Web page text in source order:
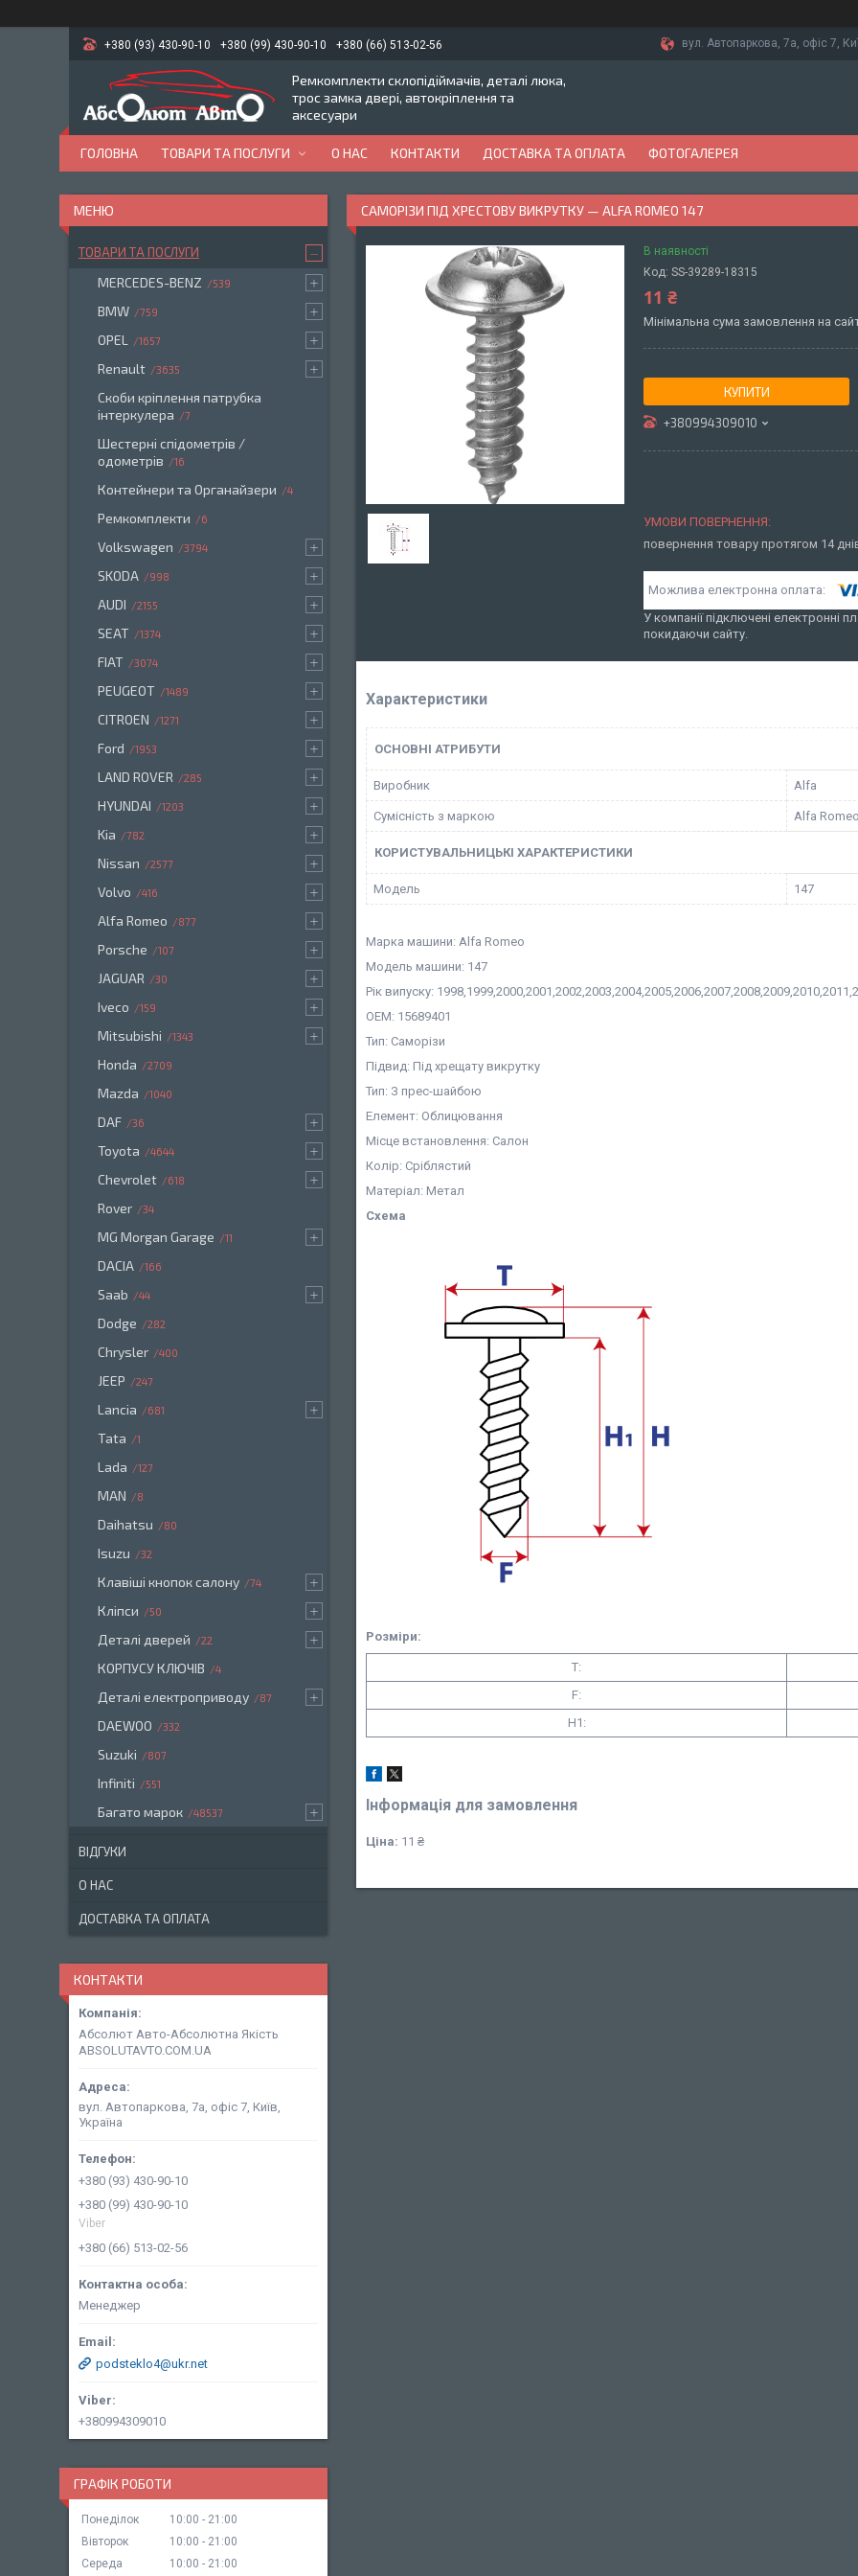
+380 (93) 430-90-10 +380 (99) 430-90-10 +380 (66) 513-02-56 вул. Автопаркова, 7а, офіс 7,
Ремкомплекти склопідіймачів, деталі люка,
трос замка двері, автокріплення та
аксесуари
ГОЛОВНА ТОВАРИ ТА ПОСЛУГИ О НАС КОНТАКТИ ДОСТАВКА ТА ОПЛАТА ФОТОГАЛЕРЕЯ
САМОРІЗИ ПІД ХРЕСТОВУ ВИКРУТКУ — ALFA ROMEO 147
В наявності
Код: SS-39289-18315
11 ₴
Мінімальна сума замовлення на
КУПИТИ
+380994309010
повернення товару протягом 14
У компанії підключені електронні
покидаючи сайту.
Характеристики
ОСНОВНІ АТРИБУТИ
Виробник Alfa
Сумісність з маркою Alfa
КОРИСТУВАЛЬНИЦЬКІ ХАРАКТЕРИСТИКИ
Мoдель 147
Марка машини: Alfa Romeo
Модель машини: 147
Рік випуску:
OEM: 15689401
Тип: Саморізи
Підвид: Під хрещату викрутку
Тип: З прес-шайбою
Елемент: Облицювання
Місце встановлення: Салон
Колір: Сріблястий
Матеріал: Метал
Схема
Розміри:
T:
F:
H1:
Інформація для замовлення
Ціна: 11 ₴
ТОВАРИ ТА ПОСЛУГИ
MERCEDES-BENZ 539
BMW 759
OPEL 1657
Renault 3635
Скоби кріплення патрубка
інтеркулера
7
Шестерні спідометрів /
одометрів
16
Контейнери та Органайзери 4
Ремкомплекти 6
Volkswagen 3794
SKODA 998
AUDI 2155
SEAT 1374
FIAT 3074
PEUGEOT 1489
CITROEN 1271
Ford 1953
LAND ROVER 285
HYUNDAI 1203
Kia 782
Nissan 2577
Volvo 416
Alfa Romeo 877
Porsche 107
JAGUAR 30
Iveco 159
Mitsubishi 1343
Honda 2709
Mazda 1040
DAF 36
Toyota 4644
Chevrolet 618
Rover 34
MG Morgan Garage 11
DACIA 166
Saab 44
Dodge 282
Chrysler 400
JEEP 247
Lancia 681
Tata 1
Lada 127
MAN 8
Daihatsu 80
Isuzu 32
Клавіші кнопок салону 74
Кліпси 50
Деталі дверей 22
КОРПУСУ КЛЮЧІВ 4
Деталі електроприводу 87
DAEWOO 332
Suzuki 807
Infiniti 551
Багато марок 48537
ВІДГУКИ
О НАС
ДОСТАВКА ТА ОПЛАТА
КОНТАКТИ
Абсолют Авто-Абсолютна Якість
ABSOLUTAVTO.COM.UA
вул. Автопаркова, 7а, офіс 7, Київ,
Україна
+380 (93) 430-90-10
+380 (99) 430-90-10
Viber
+380 (66) 513-02-56
Менеджер
podsteklo4@ukr.net
+380994309010
ГРАФІК РОБОТИ
Понеділок 10:00
21:00
Вівторок
10:00
21:00
Середа
10:00 21:00